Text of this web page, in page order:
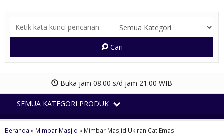
Cari
Buka jam 08.00 s/d jam 21.00 WIB
SEMUA KATEGORI PRODUK
Beranda » Mimbar Masjid » Mimbar Masjid Ukiran Cat Emas